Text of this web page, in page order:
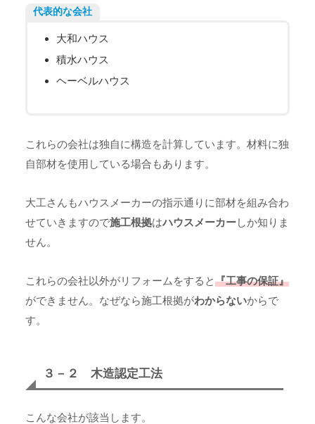
代表的な会社
大和ハウス
積水ハウス
ヘーベルハウス
これらの会社は独自に構造を計算しています。材料に独
自部材を使用している場合もあります。
大工さんもハウスメーカーの指示通りに部材を組み合わ
せていきますので施工根拠はハウスメーカーしか知りま
せん。
これらの会社以外がリフォームをすると『工事の保証』
ができません。なぜなら施工根拠がわからないからで
す。
３－２ 木造認定工法
こんな会社が該当します。